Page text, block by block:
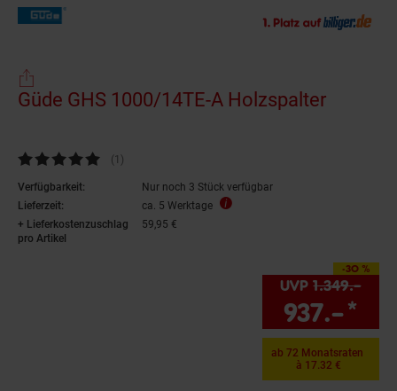
Güde GHS 1000/14TE-A Holzspalter
Kundenbewertung: 5 von 5 Sternen
(1 Kundenbewertungen
)
Verfügbarkeit:
Nur noch 3 Stück verfügbar
Lieferzeit:
ca. 5 Werktage
+ Lieferkostenzuschlag
pro Artikel
59,95 €
-30 %
Sie Sparen 30 Prozent,
UVP1.349.–
937.–*
ab 72 Monatsraten
à 17.32 €